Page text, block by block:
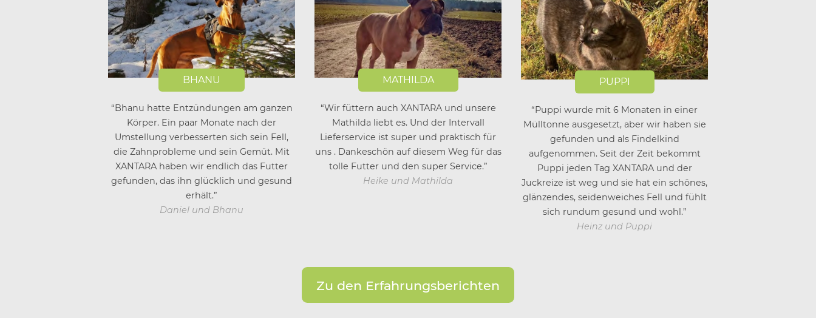
BHANU
“Bhanu hatte Entzündungen am ganzen
Körper. Ein paar Monate nach der
Umstellung verbesserten sich sein Fell,
die Zahnprobleme und sein Gemüt. Mit
XANTARA haben wir endlich das Futter
gefunden, das ihn glücklich und gesund
erhält.”
Daniel und Bhanu
MATHILDA
“Wir füttern auch XANTARA und unsere
Mathilda liebt es. Und der Intervall
Lieferservice ist super und praktisch für
uns . Dankeschön auf diesem Weg für das
tolle Futter und den super Service.”
Heike und Mathilda
PUPPI
“Puppi wurde mit 6 Monaten in einer
Mülltonne ausgesetzt, aber wir haben sie
gefunden und als Findelkind
aufgenommen. Seit der Zeit bekommt
Puppi jeden Tag XANTARA und der
Juckreize ist weg und sie hat ein schönes,
glänzendes, seidenweiches Fell und fühlt
sich rundum gesund und wohl.”
Heinz und Puppi
Zu den Erfahrungsberichten